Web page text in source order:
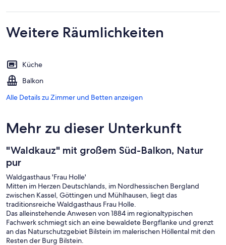
Weitere Räumlichkeiten
Küche
Balkon
Alle Details zu Zimmer und Betten anzeigen
Mehr zu dieser Unterkunft
"Waldkauz" mit großem Süd-Balkon, Natur
pur
Waldgasthaus 'Frau Holle'
Mitten im Herzen Deutschlands, im Nordhessischen Bergland
zwischen Kassel, Göttingen und Mühlhausen, liegt das
traditionsreiche Waldgasthaus Frau Holle.
Das alleinstehende Anwesen von 1884 im regionaltypischen
Fachwerk schmiegt sich an eine bewaldete Bergflanke und grenzt
an das Naturschutzgebiet Bilstein im malerischen Höllental mit den
Resten der Burg Bilstein.